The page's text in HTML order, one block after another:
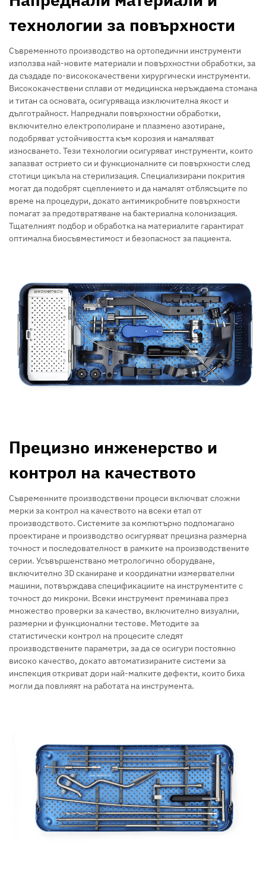
технологии за повърхности
Съвременното производство на ортопедични инструменти
използва най-новите материали и повърхностни обработки, за
да създаде по-висококачествени хирургически инструменти.
Висококачествени сплави от медицинска неръждаема стомана
и титан са основата, осигуряваща изключителна якост и
дълготрайност. Напреднали повърхностни обработки,
включително електрополиране и плазмено азотиране,
подобряват устойчивостта към корозия и намаляват
износването. Тези технологии осигуряват инструменти, които
запазват острието си и функционалните си повърхности след
стотици цикъла на стерилизация. Специализирани покрития
могат да подобрят сцеплението и да намалят отблясъците по
време на процедури, докато антимикробните повърхности
помагат за предотвратяване на бактериална колонизация.
Тщателният подбор и обработка на материалите гарантират
оптимална биосъвместимост и безопасност за пациента.
Прецизно инженерство и
контрол на качеството
Съвременните производствени процеси включват сложни
мерки за контрол на качеството на всеки етап от
производството. Системите за компютърно подпомагано
проектиране и производство осигуряват прецизна размерна
точност и последователност в рамките на производствените
серии. Усъвършенствано метрологично оборудване,
включително 3D сканиране и координатни измервателни
машини, потвърждава спецификациите на инструментите с
точност до микрони. Всеки инструмент преминава през
множество проверки за качество, включително визуални,
размерни и функционални тестове. Методите за
статистически контрол на процесите следят
производствените параметри, за да се осигури постоянно
високо качество, докато автоматизираните системи за
инспекция откриват дори най-малките дефекти, които биха
могли да повлияят на работата на инструмента.